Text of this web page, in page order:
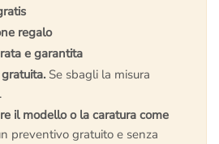
regalo
e garantita
Se sbagli la misura
il modello o la caratura come
preventivo gratuito e senza